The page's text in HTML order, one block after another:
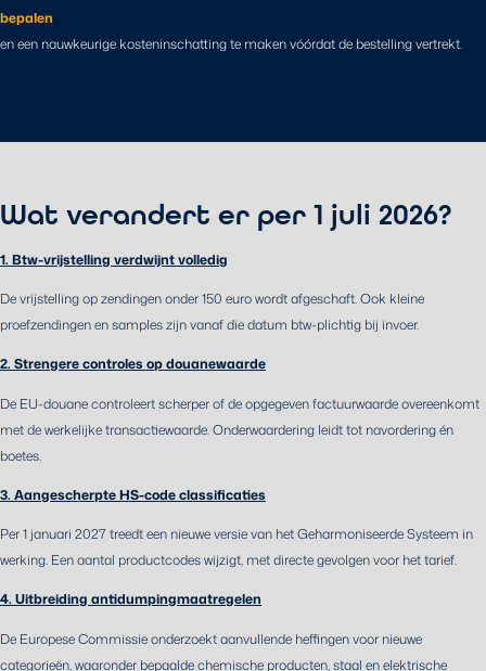
bepalen
en een nauwkeurige kosteninschatting te maken vóórdat de bestelling vertrekt.
Wat verandert er per 1 juli 2026?
1. Btw-vrijstelling verdwijnt volledig
De vrijstelling op zendingen onder 150 euro wordt afgeschaft. Ook kleine
proefzendingen en samples zijn vanaf die datum btw-plichtig bij invoer.
2. Strengere controles op douanewaarde
De EU-douane controleert scherper of de opgegeven factuurwaarde overeenkomt
met de werkelijke transactiewaarde. Onderwaardering leidt tot navordering én
boetes.
3. Aangescherpte HS-code classificaties
Per 1 januari 2027 treedt een nieuwe versie van het Geharmoniseerde Systeem in
werking. Een aantal productcodes wijzigt, met directe gevolgen voor het tarief.
4. Uitbreiding antidumpingmaatregelen
De Europese Commissie onderzoekt aanvullende heffingen voor nieuwe
categorieën, waaronder bepaalde chemische producten, staal en elektrische